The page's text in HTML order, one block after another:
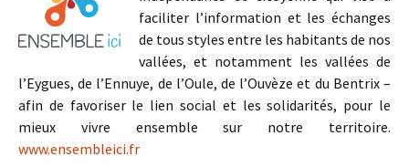
faciliter l’information et les échanges
de tous styles entre les habitants de nos
vallées, et notamment les vallées de
l’Eygues, de l’Ennuye, de l’Oule, de l’Ouvèze et du Bentrix –
afin de favoriser le lien social et les solidarités, pour le
mieux vivre ensemble sur notre territoire.
www.ensembleici.fr